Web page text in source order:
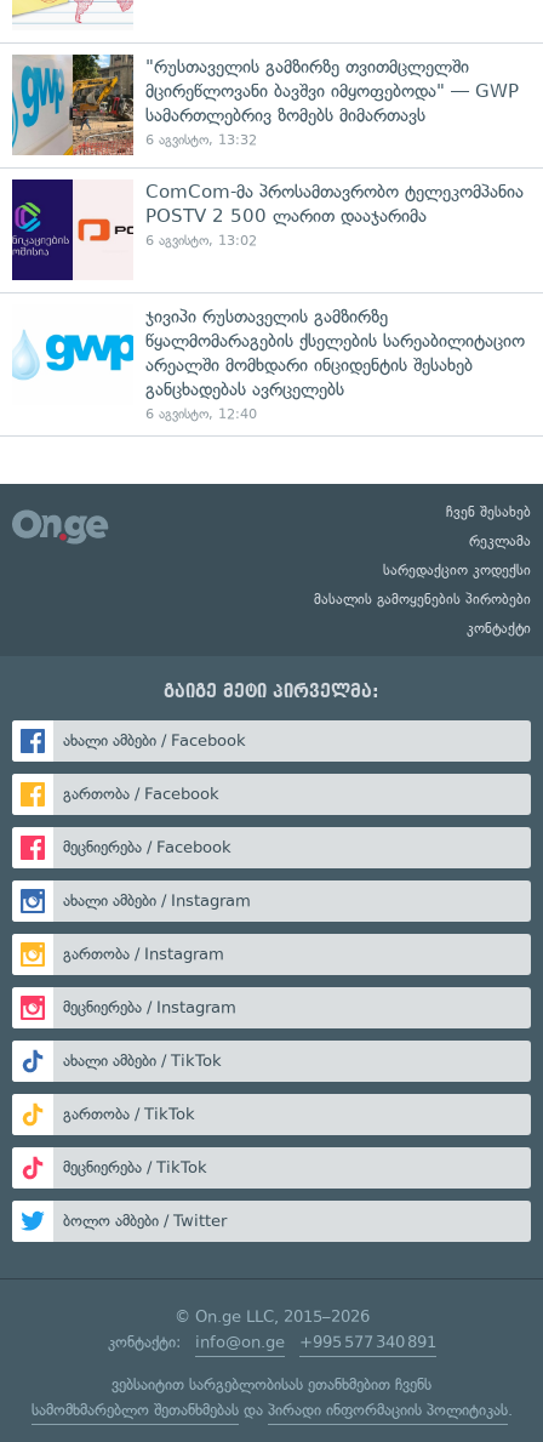
"რუსთაველის გამზირზე თვითმცლელში
მცირეწლოვანი ბავშვი იმყოფებოდა" — GWP
სამართლებრივ ზომებს მიმართავს
6 აგვისტო, 13:32
ComCom-მა პროსამთავრობო ტელეკომპანია
POSTV 2 500 ლარით დააჯარიმა
6 აგვისტო, 13:02
ჯივიპი რუსთაველის გამზირზე
წყალმომარაგების ქსელების სარეაბილიტაციო
არეალში მომხდარი ინციდენტის შესახებ
განცხადებას ავრცელებს
6 აგვისტო, 12:40
ჩვენ შესახებ
რეკლამა
სარედაქციო კოდექსი
მასალის გამოყენების პირობები
კონტაქტი
გაიგე მეტი პირველმა:
ახალი ამბები / Facebook
გართობა / Facebook
მეცნიერება / Facebook
ახალი ამბები / Instagram
გართობა / Instagram
მეცნიერება / Instagram
ახალი ამბები / TikTok
გართობა / TikTok
მეცნიერება / TikTok
ბოლო ამბები / Twitter
© On.ge LLC, 2015–2026
კონტაქტი: info@on.ge +995 577 340 891
ვებსაიტით სარგებლობისას ეთანხმებით ჩვენს
სამომხმარებლო შეთანხმებასდა პირადი ინფორმაციის პოლიტიკას.